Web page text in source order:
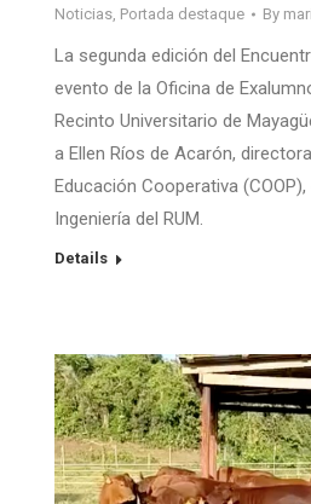
Noticias, Portada destaque By
La segunda edición del
evento de la Oficina de
Recinto Universitario de
a Ellen Ríos de Acarón,
Educación Cooperativa
Ingeniería del RUM.
Details